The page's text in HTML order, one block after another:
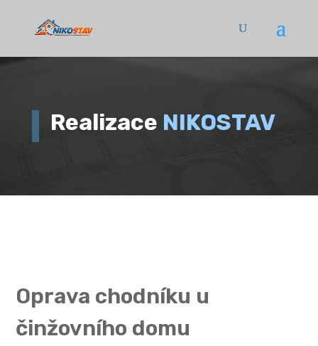
Realizace NIKOSTAV
Oprava chodníku u
činžovního domu